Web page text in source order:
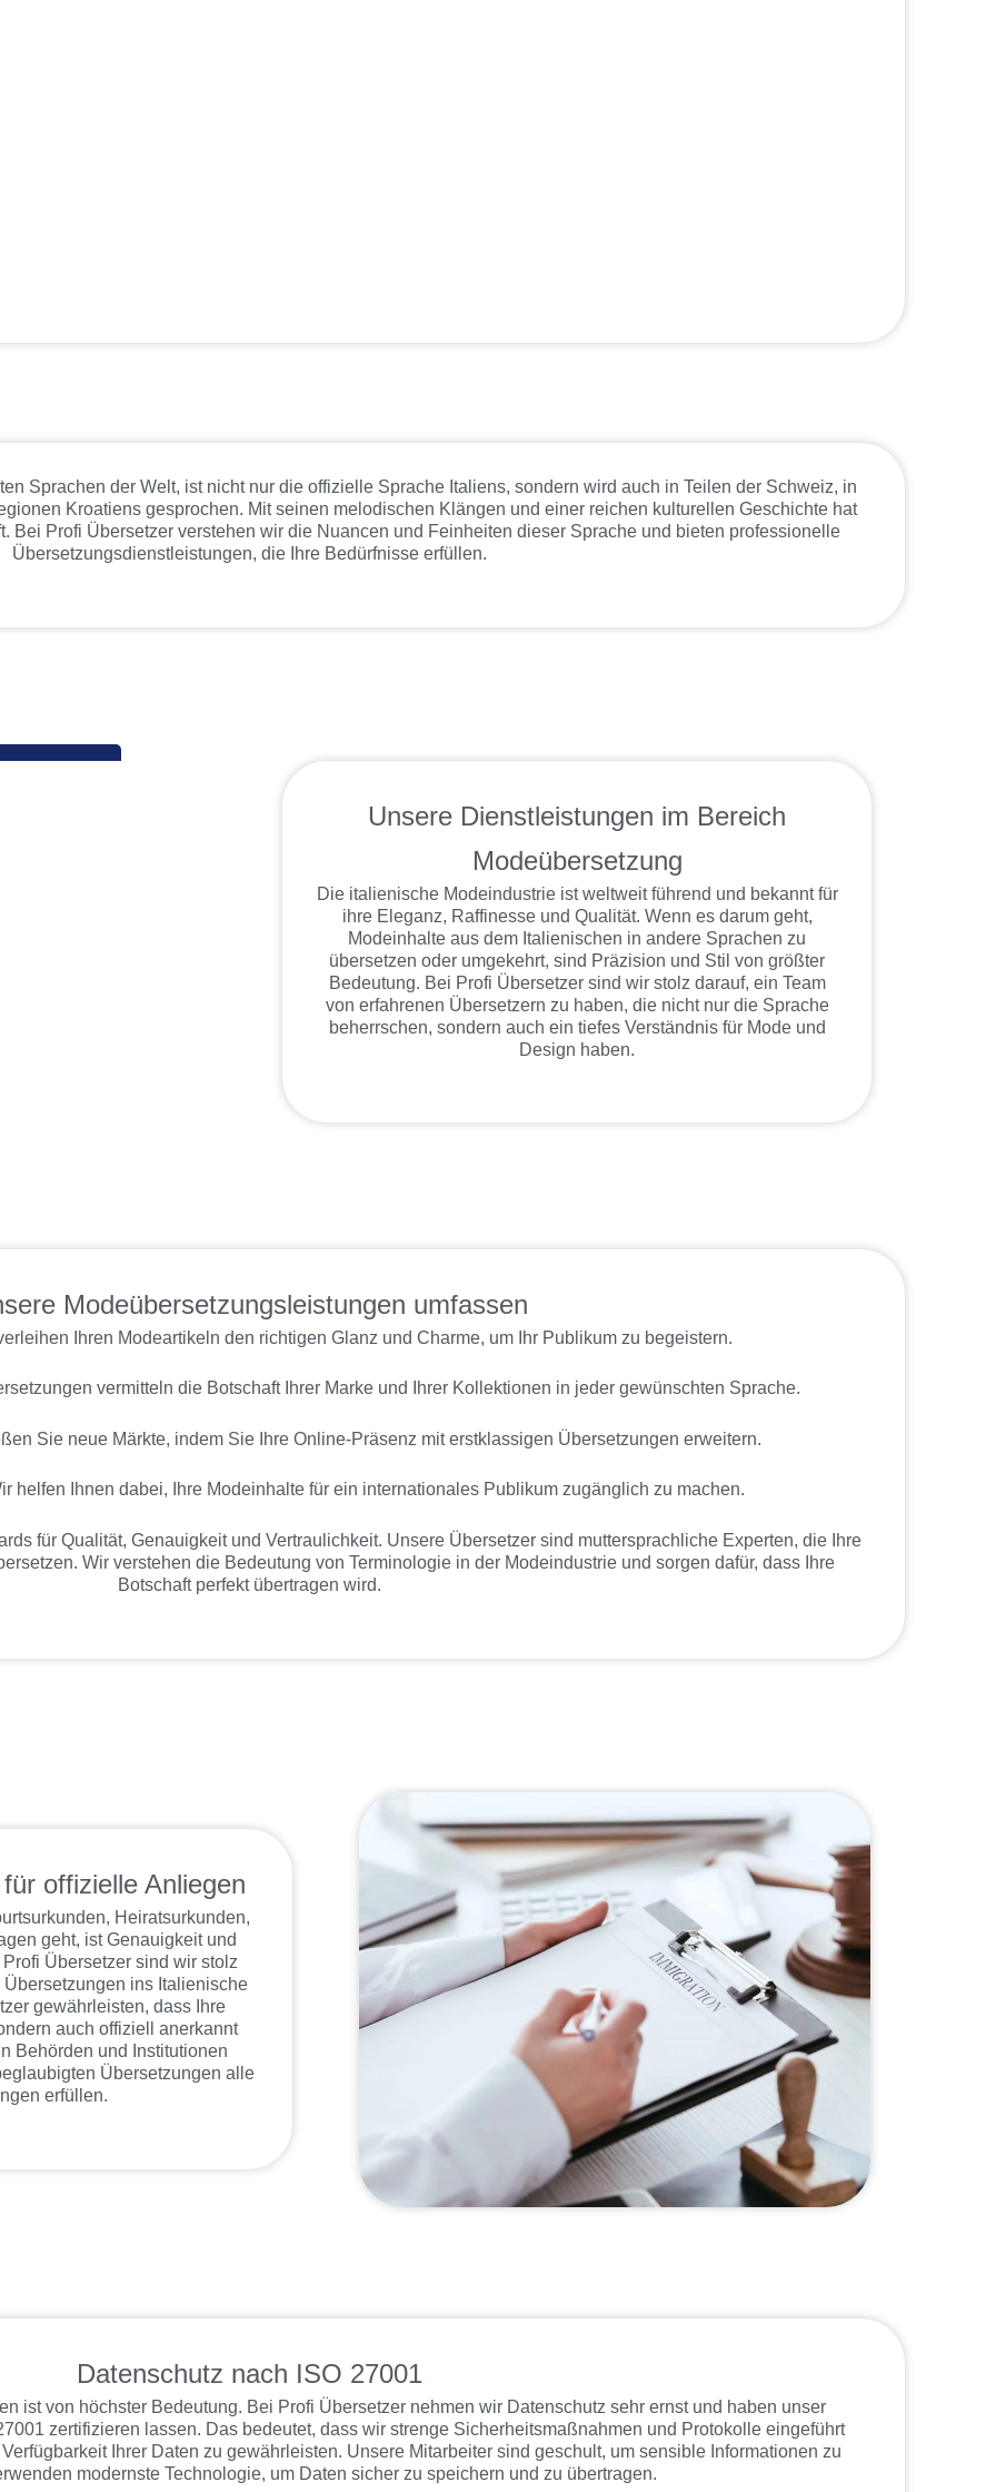
Sprachen der Welt, ist nicht nur die offizielle Sprache Italiens, sondern wird auch in Teilen der Schweiz, in
Kroatiens gesprochen. Mit seinen melodischen Klängen und einer reichen kulturellen Geschichte hat
Bei Profi Übersetzer verstehen wir die Nuancen und Feinheiten dieser Sprache und bieten professionelle
Übersetzungsdienstleistungen, die Ihre Bedürfnisse erfüllen.
Unsere Dienstleistungen im Bereich
Modeübersetzung
Die italienische Modeindustrie ist weltweit führend und bekannt für
ihre Eleganz, Raffinesse und Qualität. Wenn es darum geht,
Modeinhalte aus dem Italienischen in andere Sprachen zu
übersetzen oder umgekehrt, sind Präzision und Stil von größter
Bedeutung. Bei Profi Übersetzer sind wir stolz darauf, ein Team
von erfahrenen Übersetzern zu haben, die nicht nur die Sprache
beherrschen, sondern auch ein tiefes Verständnis für Mode und
Design haben.
Modeübersetzungsleistungen umfassen
Ihren Modeartikeln den richtigen Glanz und Charme, um Ihr Publikum zu begeistern.
vermitteln die Botschaft Ihrer Marke und Ihrer Kollektionen in jeder gewünschten Sprache.
Sie neue Märkte, indem Sie Ihre Online-Präsenz mit erstklassigen Übersetzungen erweitern.
helfen Ihnen dabei, Ihre Modeinhalte für ein internationales Publikum zugänglich zu machen.
für Qualität, Genauigkeit und Vertraulichkeit. Unsere Übersetzer sind muttersprachliche Experten, die Ihre
Wir verstehen die Bedeutung von Terminologie in der Modeindustrie und sorgen dafür, dass Ihre
Botschaft perfekt übertragen wird.
offizielle Anliegen
Heiratsurkunden,
geht, ist Genauigkeit und
Übersetzer sind wir stolz
ins Italienische
gewährleisten, dass Ihre
auch offiziell anerkannt
Behörden und Institutionen
Übersetzungen alle
erfüllen.
Datenschutz nach ISO 27001
ist von höchster Bedeutung. Bei Profi Übersetzer nehmen wir Datenschutz sehr ernst und haben unser
zertifizieren lassen. Das bedeutet, dass wir strenge Sicherheitsmaßnahmen und Protokolle eingeführt
Ihrer Daten zu gewährleisten. Unsere Mitarbeiter sind geschult, um sensible Informationen zu
modernste Technologie, um Daten sicher zu speichern und zu übertragen.